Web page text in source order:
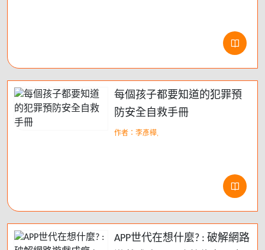
每個孩子都要知道的犯罪預
防安全自救手冊
作者：李彥樺,
APP世代在想什麼? : 破解網路